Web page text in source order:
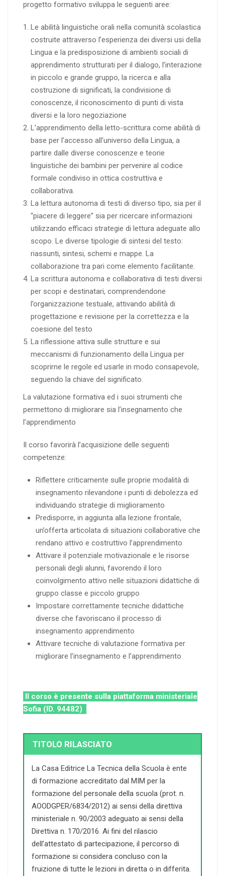
progetto formativo sviluppa le seguenti aree:
Le abilità linguistiche orali nella comunità scolastica
costruite attraverso l’esperienza dei diversi usi della
Lingua e la predisposizione di ambienti sociali di
apprendimento strutturati per il dialogo, l’interazione
in piccolo e grande gruppo, la ricerca e alla
costruzione di significati, la condivisione di
conoscenze, il riconoscimento di punti di vista
diversi e la loro negoziazione
L’apprendimento della letto-scrittura come abilità di
base per l’accesso all’universo della Lingua, a
partire dalle diverse conoscenze e teorie
linguistiche dei bambini per pervenire al codice
formale condiviso in ottica costruttiva e
collaborativa.
La lettura autonoma di testi di diverso tipo, sia per il
“piacere di leggere” sia per ricercare informazioni
utilizzando efficaci strategie di lettura adeguate allo
scopo. Le diverse tipologie di sintesi del testo:
riassunti, sintesi, schemi e mappe. La
collaborazione tra pari come elemento facilitante.
La scrittura autonoma e collaborativa di testi diversi
per scopi e destinatari, comprendendone
l’organizzazione testuale, attivando abilità di
progettazione e revisione per la correttezza e la
coesione del testo
La riflessione attiva sulle strutture e sui
meccanismi di funzionamento della Lingua per
scoprirne le regole ed usarle in modo consapevole,
seguendo la chiave del significato.
La valutazione formativa ed i suoi strumenti che
permettono di migliorare sia l’insegnamento che
l’apprendimento
Il corso favorirà l’acquisizione delle seguenti
competenze:
Riflettere criticamente sulle proprie modalità di
insegnamento rilevandone i punti di debolezza ed
individuando strategie di miglioramento
Predisporre, in aggiunta alla lezione frontale,
un’offerta articolata di situazioni collaborative che
rendano attivo e costruttivo l’apprendimento
Attivare il potenziale motivazionale e le risorse
personali degli alunni, favorendo il loro
coinvolgimento attivo nelle situazioni didattiche di
gruppo classe e piccolo gruppo
Impostare correttamente tecniche didattiche
diverse che favoriscano il processo di
insegnamento apprendimento
Attivare tecniche di valutazione formativa per
migliorare l’insegnamento e l’apprendimento
Il corso è presente sulla piattaforma ministeriale
Sofia (ID. 94482)
TITOLO RILASCIATO
La Casa Editrice La Tecnica della Scuola è ente
di formazione accreditato dal MIM per la
formazione del personale della scuola (prot. n.
AOODGPER/6834/2012) ai sensi della direttiva
ministeriale n. 90/2003 adeguato ai sensi della
Direttiva n. 170/2016. Ai fini del rilascio
dell’attestato di partecipazione, il percorso di
formazione si considera concluso con la
fruizione di tutte le lezioni in diretta o in differita.